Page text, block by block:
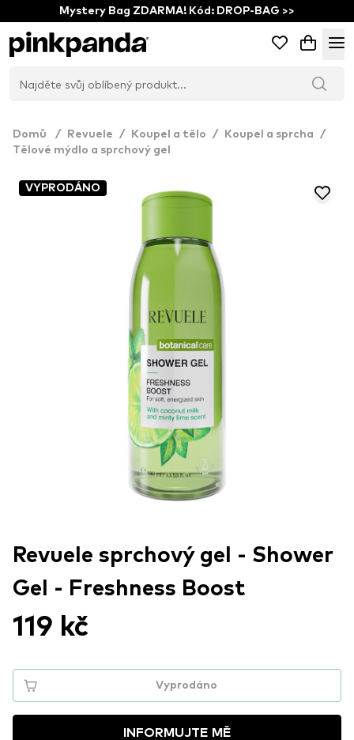
Mystery Bag ZDARMA! Kód: DROP-BAG >>
Domů / Revuele / Koupel a tělo / Koupel a sprcha
/
Tělové mýdlo a sprchový gel
VYPRODÁNO
Revuele sprchový gel - Shower
Gel - Freshness Boost
119 kč
Vyprodáno
INFORMUJTE MĚ